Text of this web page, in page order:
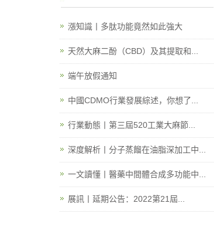
漲知識丨多肽功能竟然如此強大
天然大麻二酚（CBD）及其提取和...
端午放假通知
中國CDMO行業發展綜述，你想了...
行業動態丨第三屆520工業大麻節...
深度解析丨分子蒸餾在油脂深加工中...
一文讀懂丨醫藥中間體合成多功能中...
展訊丨延期公告：2022第21屆...